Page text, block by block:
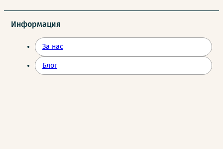
Информация
За нас
Блог